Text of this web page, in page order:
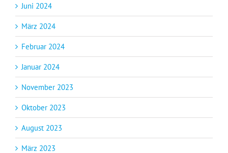
Juni 2024
März 2024
Februar 2024
Januar 2024
November 2023
Oktober 2023
August 2023
März 2023